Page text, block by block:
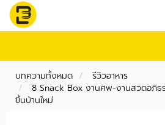
บทความทั้งหมด
รีวิวอาหาร
8 Snack Box งานศพ-งานสวดอภิ
ขึ้นบ้านใหม่